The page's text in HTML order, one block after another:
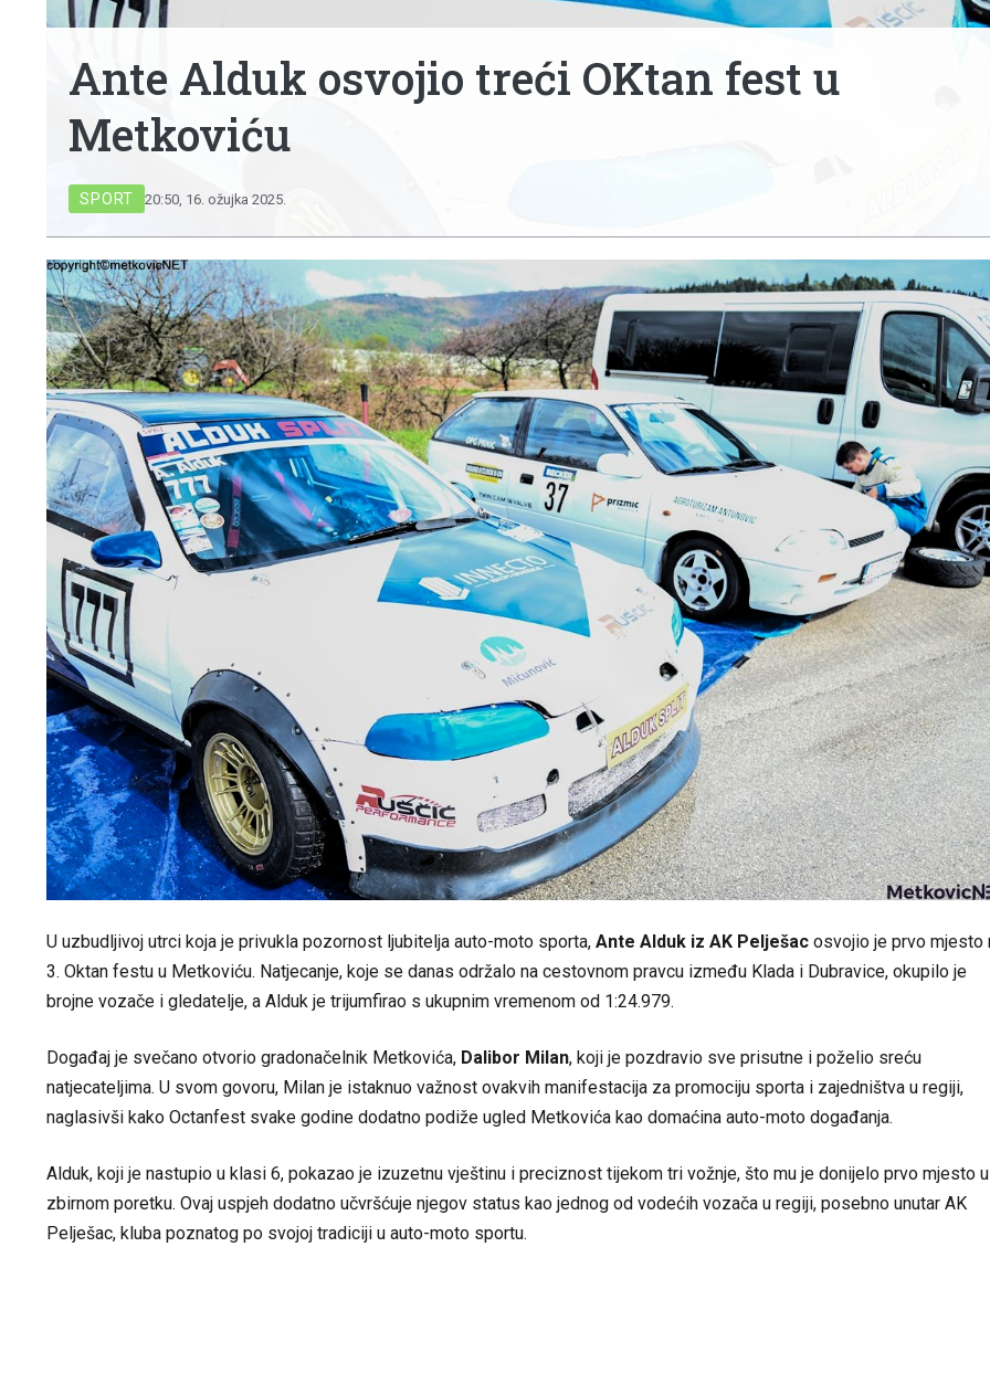
Ante Alduk osvojio treći OKtan fest u
Metkoviću
SPORT 20:50, 16. ožujka 2025.
U uzbudljivoj utrci koja je privukla pozornost ljubitelja auto-moto sporta, Ante Alduk iz AK Pelješac osvojio je prvo mjesto
3. Oktan festu u Metkoviću. Natjecanje, koje se danas održalo na cestovnom pravcu između Klada i Dubravice, okupilo je
brojne vozače i gledatelje, a Alduk je trijumfirao s ukupnim vremenom od 1:24.979.
Događaj je svečano otvorio gradonačelnik Metkovića, Dalibor Milan, koji je pozdravio sve prisutne i poželio sreću
natjecateljima. U svom govoru, Milan je istaknuo važnost ovakvih manifestacija za promociju sporta i zajedništva u regiji,
naglasivši kako Octanfest svake godine dodatno podiže ugled Metkovića kao domaćina auto-moto događanja.
Alduk, koji je nastupio u klasi 6, pokazao je izuzetnu vještinu i preciznost tijekom tri vožnje, što mu je donijelo prvo mjesto u
zbirnom poretku. Ovaj uspjeh dodatno učvršćuje njegov status kao jednog od vodećih vozača u regiji, posebno unutar AK
Pelješac, kluba poznatog po svojoj tradiciji u auto-moto sportu.